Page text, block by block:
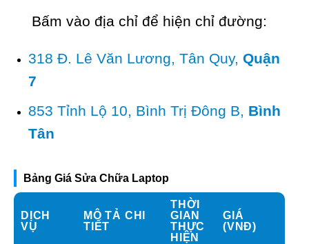
Bấm vào địa chỉ để hiện chỉ đường:
318 Đ. Lê Văn Lương, Tân Quy, Quận
7
853 Tỉnh Lộ 10, Bình Trị Đông B, Bình
Tân
Bảng Giá Sửa Chữa Laptop
DỊCH
VỤ
MÔ TẢ CHI
TIẾT
THỜI
GIAN
THỰC
HIỆN
GIÁ
(VNĐ)